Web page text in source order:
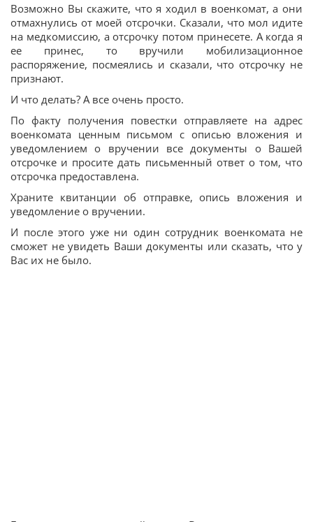
Возможно Вы скажите, что я ходил в военкомат, а они
отмахнулись от моей отсрочки. Сказали, что мол идите
на медкомиссию, а отсрочку потом принесете. А когда я
ее принес, то вручили мобилизационное
распоряжение, посмеялись и сказали, что отсрочку не
признают.
И что делать? А все очень просто.
По факту получения повестки отправляете на адрес
военкомата ценным письмом с описью вложения и
уведомлением о вручении все документы о Вашей
отсрочке и просите дать письменный ответ о том, что
отсрочка предоставлена.
Храните квитанции об отправке, опись вложения и
уведомление о вручении.
И после этого уже ни один сотрудник военкомата не
сможет не увидеть Ваши документы или сказать, что у
Вас их не было.